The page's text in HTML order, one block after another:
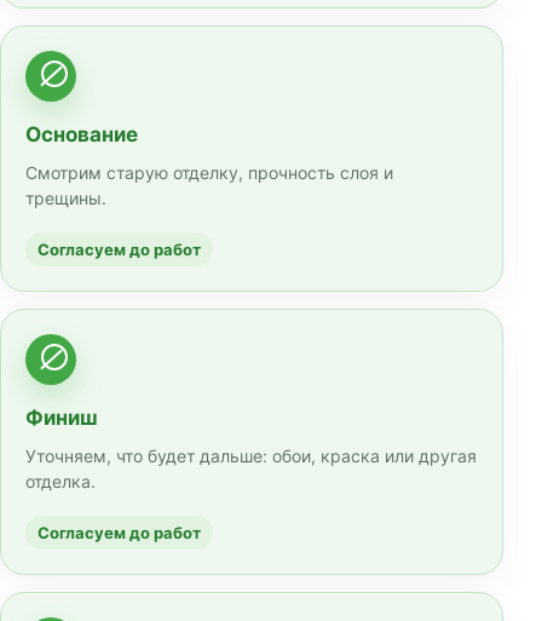
Основание
Смотрим старую отделку, прочность слоя и
трещины.
Согласуем до работ
Финиш
Уточняем, что будет дальше: обои, краска или другая
отделка.
Согласуем до работ